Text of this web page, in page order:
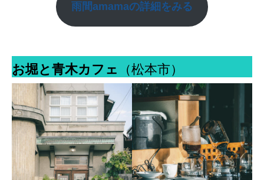
雨間amamaの詳細をみる
お堀と青木カフェ （松本市）